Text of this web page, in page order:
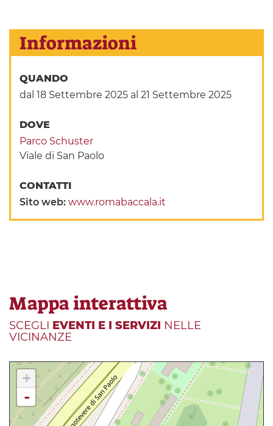
Informazioni
QUANDO
dal 18 Settembre 2025 al 21 Settembre 2025
DOVE
Parco Schuster
Viale di San Paolo
CONTATTI
Sito web:www.romabaccala.it
Mappa interattiva
SCEGLI EVENTI E I SERVIZI NELLE
VICINANZE
+
-